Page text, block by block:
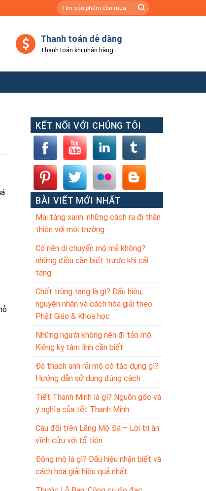
Tìm
kiếm:
Thanh toán dễ dàng
Thanh toán khi nhận hàng
KẾT NỐI VỚI CHÚNG TÔI
BÀI VIẾT MỚI NHẤT
Mai táng xanh: những cách ra đi thân
thiện với môi trường
Có nên di chuyển mộ mả không?
những điều cần biết trước khi cải
táng
Chết trùng tang là gì? Dấu hiệu,
nguyên nhân và cách hóa giải theo
Phật Giáo & Khoa học
Những người không nên đi tảo mộ:
Kiêng kỵ tâm linh cần biết
Đá thạch anh rải mộ có tác dụng gì?
Hướng dẫn sử dụng đúng cách
Tiết Thanh Minh là gì? Nguồn gốc và
ý nghĩa của tết Thanh Minh
Câu đối trên Lăng Mộ Đá – Lời tri ân
vĩnh cửu với tổ tiên
Động mộ là gì? Dấu hiệu nhận biết và
cách hóa giải hiệu quả nhất